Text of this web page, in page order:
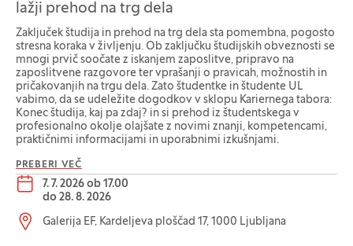
lažji prehod na trg dela
Zaključek študija in prehod na trg dela sta pomembna, pogosto
stresna koraka v življenju. Ob zaključku študijskih obveznosti se
mnogi prvič soočate z iskanjem zaposlitve, pripravo na
zaposlitvene razgovore ter vprašanji o pravicah, možnostih in
pričakovanjih na trgu dela. Zato študentke in študente UL
vabimo, da se udeležite dogodkov v sklopu Kariernega tabora:
Konec študija, kaj pa zdaj? in si prehod iz študentskega v
profesionalno okolje olajšate z novimi znanji, kompetencami,
praktičnimi informacijami in uporabnimi izkušnjami.
PREBERI VEČ
Datum dogodka:
7. 7. 2026 ob 17.00
do 28. 8. 2026
Lokacija dogodka:
Galerija EF, Kardeljeva ploščad 17, 1000 Ljubljana